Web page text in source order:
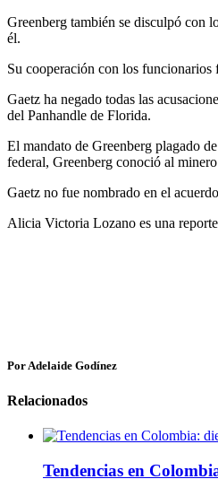
Greenberg también se disculpó con
él.
Su cooperación con los funcionarios
Gaetz ha negado todas las
del Panhandle de Florida.
El mandato de Greenberg plagado
federal, Greenberg conoció al
Gaetz no fue nombrado en el
Alicia Victoria Lozano es una
Por Adelaide Godínez
Relacionados
Tendencias en